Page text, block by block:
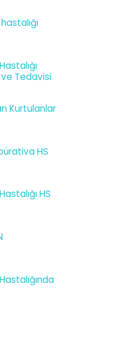
ve Tedavisi
Kurtulanlar
HS
HS